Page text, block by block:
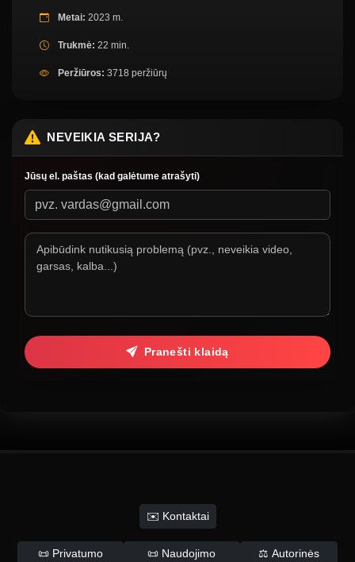
Metai: 2023 m.
Trukmė: 22 min.
Peržiūros: 3718 peržiūrų
NEVEIKIA SERIJA?
Jūsų el. paštas (kad galėtume atrašyti)
Pranešti klaidą
✉️ Kontaktai
📜 Privatumo 📜 Naudojimo ⚖️ Autorinės